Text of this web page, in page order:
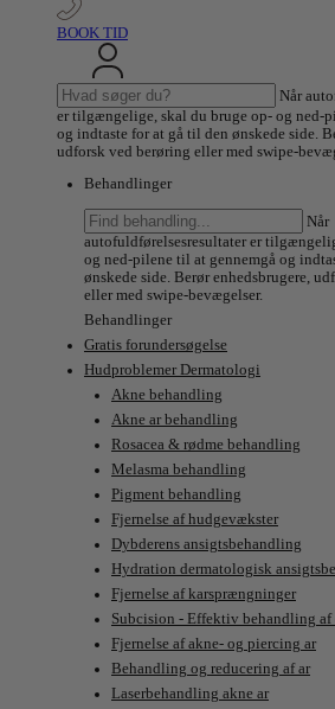
BOOK TID
Søg
efter:
Når
er tilgængelige, skal du bruge op- og ned-
og indtaste for at gå til den ønskede side.
udforsk ved berøring eller med swipe-
Behandlinger
Søg
efter:
Når
autofuldførelsesresultater er
og ned-pilene til at gennemgå og
ønskede side. Berør enhedsbrugere,
eller med swipe-bevægelser.
Behandlinger
Gratis forundersøgelse
Hudproblemer Dermatologi
Akne behandling
Akne ar behandling
Rosacea & rødme behandling
Melasma behandling
Pigment behandling
Fjernelse af hudgevækster
Dybderens ansigtsbehandling
Hydration dermatologisk
Fjernelse af karsprængninger
Subcision - Effektiv behandling af
Fjernelse af akne- og piercing ar
Behandling og reducering af ar
Laserbehandling akne ar